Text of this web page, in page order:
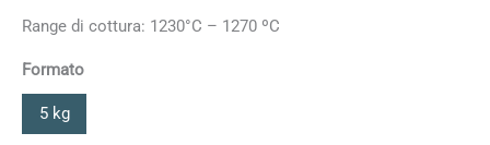
Range di cottura: 1230°C – 1270 ºC
Formato
5 kg